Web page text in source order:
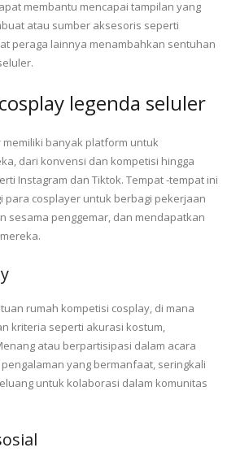
membantu mencapai tampilan yang
atau sumber aksesoris seperti
peraga lainnya menambahkan sentuhan
legenda seluler
banyak platform untuk
dari konvensi dan kompetisi hingga
Instagram dan Tiktok. Tempat -tempat ini
para cosplayer untuk berbagi pekerjaan
sesama penggemar, dan mendapatkan
rumah kompetisi cosplay, di mana
kriteria seperti akurasi kostum,
atau berpartisipasi dalam acara
yang bermanfaat, seringkali
untuk kolaborasi dalam komunitas